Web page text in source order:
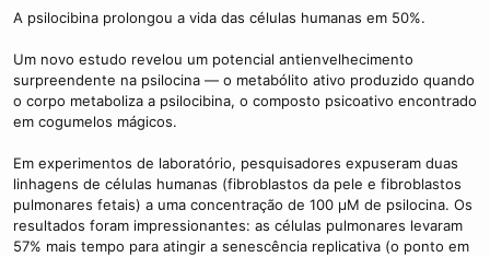
A psilocibina prolongou a vida das células humanas em 50%.
Um novo estudo revelou um potencial antienvelhecimento
surpreendente na psilocina — o metabólito ativo produzido quando
o corpo metaboliza a psilocibina, o composto psicoativo encontrado
em cogumelos mágicos.
Em experimentos de laboratório, pesquisadores expuseram duas
linhagens de células humanas (fibroblastos da pele e fibroblastos
pulmonares fetais) a uma concentração de 100 μM de psilocina. Os
resultados foram impressionantes: as células pulmonares levaram
57% mais tempo para atingir a senescência replicativa (o ponto em